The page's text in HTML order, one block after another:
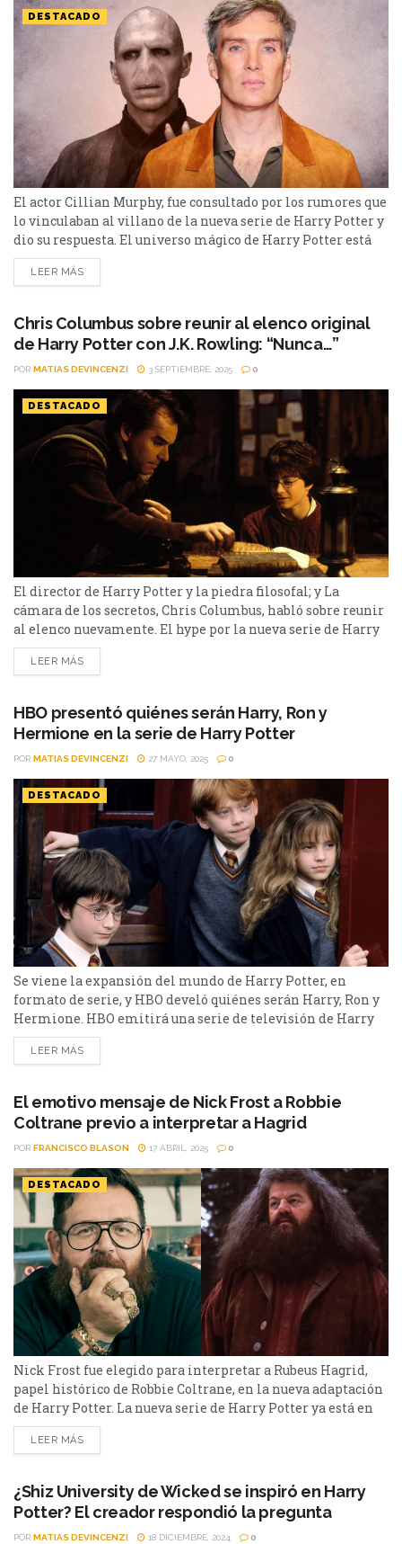
DESTACADO
El actor Cillian Murphy, fue consultado por los rumores que
lo vinculaban al villano de la nueva serie de Harry Potter y
dio su respuesta. El universo mágico de Harry Potter está
en plena etapa de renovación con la serie que prepara HBO
Max, y las especulaciones sobre el reparto no paran de
LEER MÁS
Chris Columbus sobre reunir al elenco original
de Harry Potter con J.K. Rowling: “Nunca…”
POR MATIAS DEVINCENZI 3 SEPTIEMBRE, 2025 0
DESTACADO
El director de Harry Potter y la piedra filosofal; y La
cámara de los secretos, Chris Columbus, habló sobre reunir
al elenco nuevamente. El hype por la nueva serie de Harry
Potter es total. Se conocieron nuevas imágenes, y en torno
a ellas, habló Chris Columbus, encargado de los dos
ahora...
LEER MÁS
HBO presentó quiénes serán Harry, Ron y
Hermione en la serie de Harry Potter
POR MATIAS DEVINCENZI 27 MAYO, 2025 0
DESTACADO
Se viene la expansión del mundo de Harry Potter, en
formato de serie, y HBO develó quiénes serán Harry, Ron y
Hermione. HBO emitirá una serie de televisión de Harry
Potter basada en los exitosos libros, tanto por cable como
en la plataforma de streaming. Esta nueva adaptación,
través de Max,...
LEER MÁS
El emotivo mensaje de Nick Frost a Robbie
Coltrane previo a interpretar a Hagrid
POR FRANCISCO BLASON 17 ABRIL, 2025 0
DESTACADO
Nick Frost fue elegido para interpretar a Rubeus Hagrid,
papel histórico de Robbie Coltrane, en la nueva adaptación
de Harry Potter. La nueva serie de Harry Potter ya está en
camino. HBO viene confirmando en estos últimos días al
elenco que volverá a traer el mundo de Hogwarts a la
LEER MÁS
¿Shiz University de Wicked se inspiró en Harry
Potter? El creador respondió la pregunta
POR MATIAS DEVINCENZI 18 DICIEMBRE, 2024 0